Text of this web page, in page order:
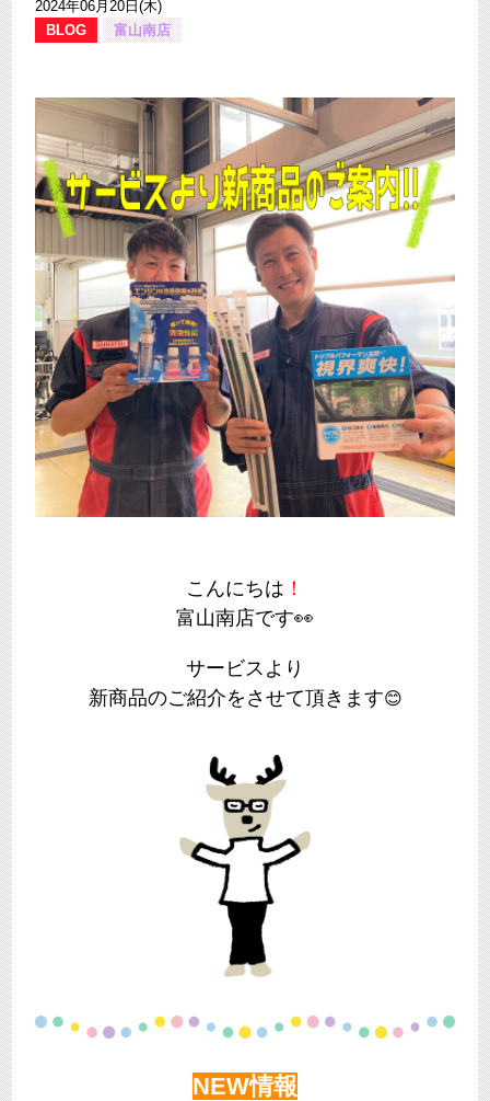
2024年06月20日(木)
BLOG
富山南店
こんにちは ！
富山南店です👀
サービスより
新商品のご紹介をさせて頂きます😊
NEW情報